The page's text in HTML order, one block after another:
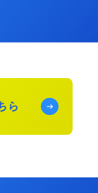
ら